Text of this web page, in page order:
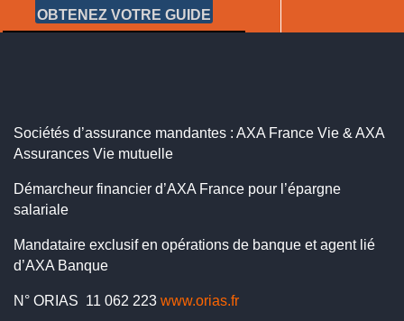
OBTENEZ VOTRE GUIDE
Sociétés d’assurance mandantes : AXA France Vie & AXA
Assurances Vie mutuelle
Démarcheur financier d’AXA France pour l’épargne
salariale
Mandataire exclusif en opérations de banque et agent lié
d’AXA Banque
N° ORIAS 11 062 223 www.orias.fr